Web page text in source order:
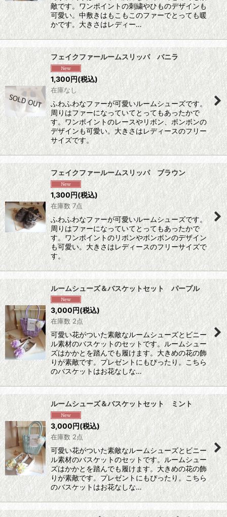
敵です。ワンポイントの刺繍やひものデザインも
可愛い。中敷きはもこもこのファーでとっても暖
かです。大きさはレディー…
フェイクファールームスリッパ バニラ
1,300円(税込)
在庫なし
ふわふわなファーが可愛いルームシューズです。
周りはファーになっていてとってもあったかで
す。ワンポイントのレースやリボン、ボンボンの
デザインも可愛い。大きさはレディースのフリー
サイズです。
フェイクファールームスリッパ ブラウン
1,300円(税込)
在庫数 7点
ふわふわなファーが可愛いルームシューズです。
周りはファーになっていてとってもあったかで
す。ワンポイントのリボンやボンボンのデザイン
も可愛い。大きさはレディースのフリーサイズで
す。
ルームシューズ＆バスケットセット パープル
3,000 円(税込)
在庫数 2点
可愛い花がついた素敵なルームシューズとビニー
ル素材のバスケットのセットです。ルームシュー
ズはかかとを踏んでも履けます。大きめの花の飾
りが素敵です。プレゼントにもぴったり。こちら
のバスケットはお花なしな…
ルームシューズ＆バスケットセット ミント
3,000円(税込)
在庫数 2点
可愛い花がついた素敵なルームシューズとビニー
ル素材のバスケットのセットです。ルームシュー
ズはかかとを踏んでも履けます。大きめの花の飾
りが素敵です。プレゼントにもぴったり。こちら
のバスケットはお花なしな…